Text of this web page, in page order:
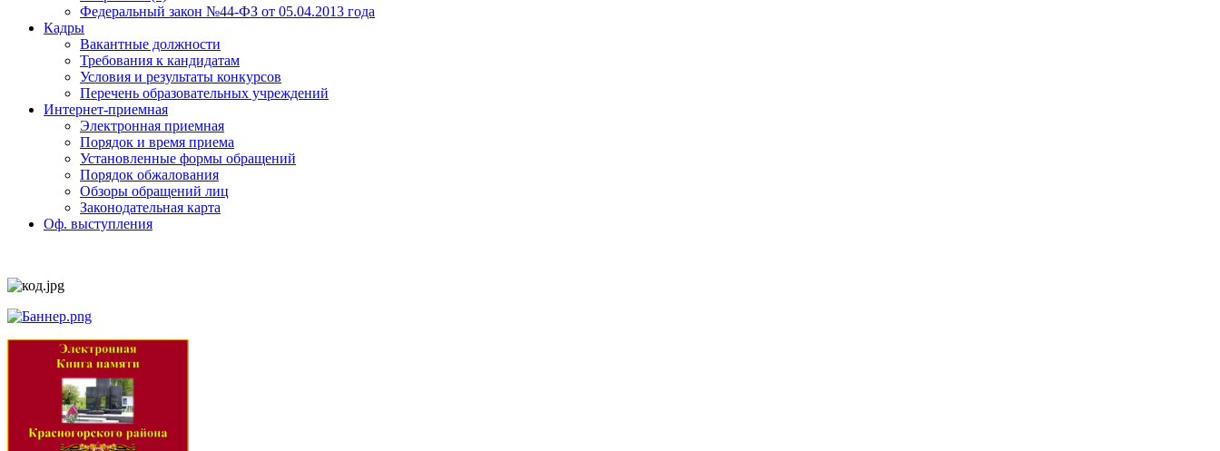
Федеральный закон №44-ФЗ от 05.04.2013 года
Кадры
Вакантные должности
Требования к кандидатам
Условия и результаты конкурсов
Перечень образовательных учреждений
Интернет-приемная
Электронная приемная
Порядок и время приема
Установленные формы обращений
Порядок обжалования
Обзоры обращений лиц
Законодательная карта
Оф. выступления